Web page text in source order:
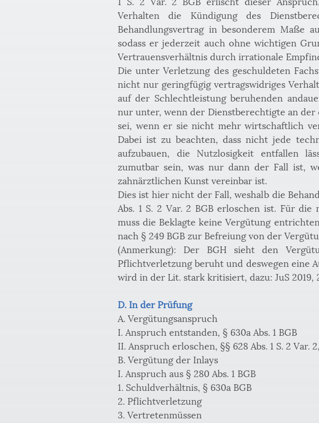
Verhalten die Kündigung des
Behandlungsvertrag in besonderem Maße
sodass er jederzeit auch ohne wichtigen
Vertrauensverhältnis durch irrationale
Die unter Verletzung des geschuldeten
nicht nur geringfügig vertragswidriges
auf der Schlechtleistung beruhenden
nur unter, wenn der Dienstberechtigte an
sei, wenn er sie nicht mehr wirtschaftlich
Dabei ist zu beachten, dass nicht jede
aufzubauen, die Nutzlosigkeit entfallen
zumutbar sein, was nur dann der Fall ist,
zahnärztlichen Kunst vereinbar ist.
Dies ist hier nicht der Fall, weshalb die
Abs. 1 S. 2 Var. 2 BGB erloschen ist. Für
muss die Beklagte keine Vergütung
nach § 249 BGB zur Befreiung von der
(Anmerkung): Der BGH sieht den
Pflichtverletzung beruht und deswegen eine
wird in der Lit. stark kritisiert, dazu: JuS 2019,
D. In der Prüfung
A. Vergütungsanspruch
I. Anspruch entstanden, § 630a Abs. 1 BGB
II. Anspruch erloschen, §§ 628 Abs. 1 S. 2 Var.
B. Vergütung der Inlays
I. Anspruch aus § 280 Abs. 1 BGB
1. Schuldverhältnis, § 630a BGB
2. Pflichtverletzung
3. Vertretenmüssen